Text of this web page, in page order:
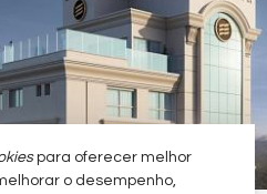
para oferecer melhor
o desempenho,